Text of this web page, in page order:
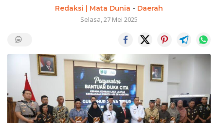
Redaksi | Mata Dunia - Daerah
Selasa, 27 Mei 2025